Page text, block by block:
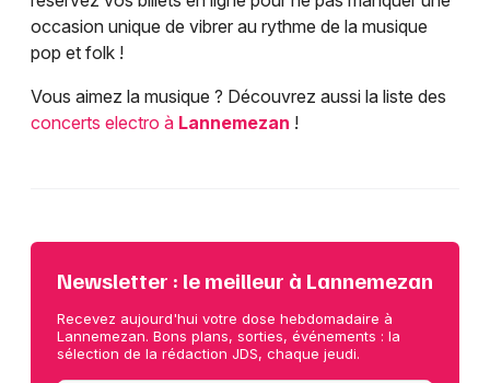
occasion unique de vibrer au rythme de la musique
pop et folk !
Vous aimez la musique ? Découvrez aussi la liste des
concerts electro à Lannemezan !
Newsletter : le meilleur à Lannemezan
Recevez aujourd'hui votre dose hebdomadaire à
Lannemezan. Bons plans, sorties, événements : la
sélection de la rédaction JDS, chaque jeudi.